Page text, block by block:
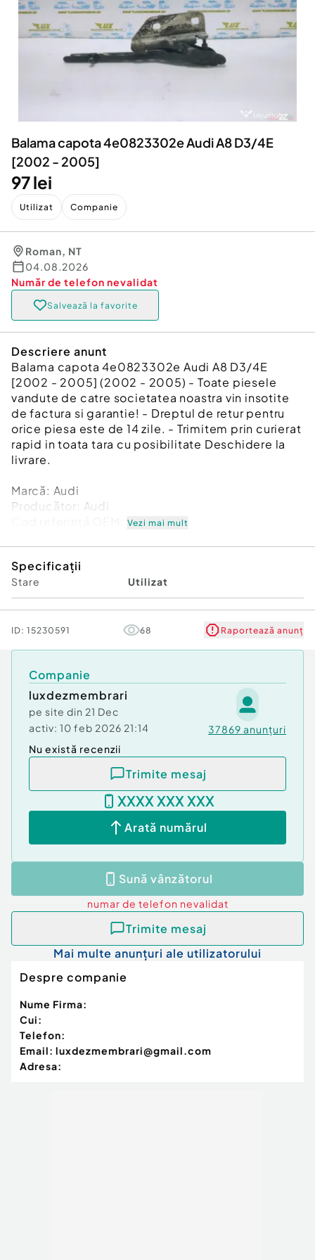
Servicii
Animale de companie
Afaceri și echipamente profesionale
Utilaje agricole si industriale
Piese auto si accesorii
Dacia Duster
Balama capota 4e0823302e Audi A8 D3/4E
[2002 - 2005]
97 lei
Utilizat Companie
Roman, NT
04.08.2026
Număr de telefon nevalidat
Salvează la favorite
Descriere anunt
Balama capota 4e0823302e Audi A8 D3/4E
[2002 - 2005] (2002 - 2005) - Toate piesele
vandute de catre societatea noastra vin insotite
de factura si garantie! - Dreptul de retur pentru
orice piesa este de 14 zile. - Trimitem prin curierat
rapid in toata tara cu posibilitate Deschidere la
livrare.
Marcă: Audi
Producător: Audi
Cod referinţă OEM: 48066870
Vezi mai mult
Specificații
Stare Utilizat
ID: 15230591 68 Raportează anunț
Companie
luxdezmembrari
pe site din 21 Dec
activ: 10 feb 2026 21:14 37869 anunțuri
Nu există recenzii
Trimite mesaj
XXXX XXX XXX
Arată numărul
Sună vânzătorul
numar de telefon nevalidat
Trimite mesaj
Mai multe anunțuri ale utilizatorului
Despre companie
Nume Firma:
Cui:
Telefon:
Email: luxdezmembrari@gmail.com
Adresa: